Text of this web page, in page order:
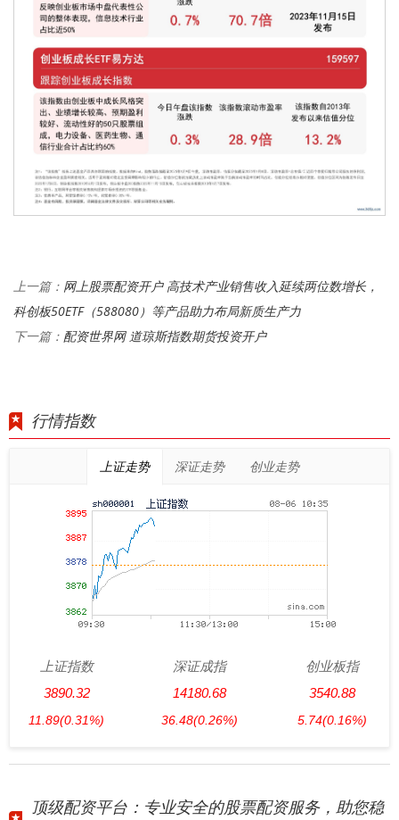
上一篇： 网上股票配资开户 高技术产业销售收入延续两位数增长，
科创板50ETF（588080）等产品助力布局新质生产力
下一篇： 配资世界网 道琼斯指数期货投资开户
行情指数
上证走势 深证走势 创业走势
上证指数
3890.32
11.89(0.31%)
深证成指
14180.68
36.48(0.26%)
创业板指
3540.88
5.74(0.16%)
顶级配资平台：专业安全的股票配资服务，助您稳